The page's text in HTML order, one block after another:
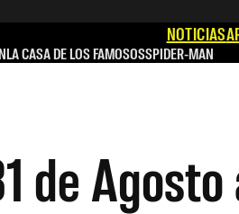
NOTICIAS
LA CASA DE LOS FAMOSOSSPIDER-MAN
de Agosto